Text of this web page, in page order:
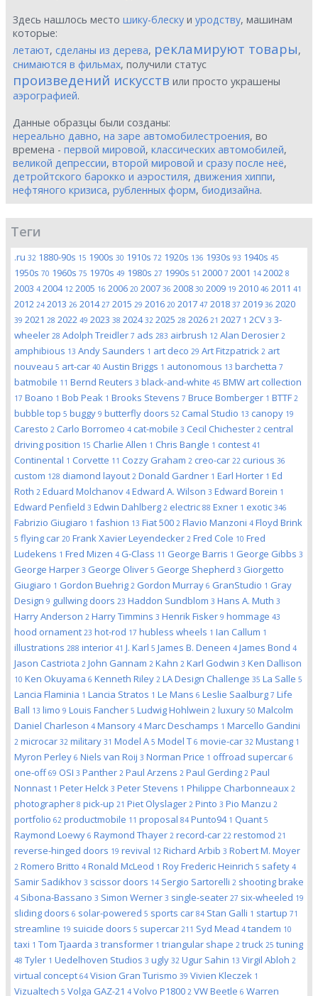
Здесь нашлось место шику-блеску и уродству, машинам
которые:
летают, сделаны из дерева, рекламируют товары,
снимаются в фильмах, получили статус
произведений искусств или просто украшены
аэрографией.
Данные образцы были созданы:
нереально давно, на заре автомобилестроения, во
времена - первой мировой, классических автомобилей,
великой депрессии, второй мировой и сразу после неё,
детройтского барокко и аэростиля, движения хиппи,
нефтяного кризиса, рубленных форм, биодизайна.
Теги
.ru 32 1880-90s 15 1900s 30 1910s 72 1920s 136 1930s 93 1940s 45
1950s 70 1960s 75 1970s 49 1980s 27 1990s 51 2000 7 2001 14 2002 8
2003 4 2004 12 2005 16 2006 20 2007 36 2008 30 2009 19 2010 46 2011 41
2012 24 2013 26 201427 2015 29 2016 20 2017 47 2018 37 2019 36 2020
39 2021 28 2022 49 2023 38 202432 2025 28 2026 21 2027 1 2CV 3 3-
wheeler 28 Adolph Treidler 7 ads 283 airbrush 12 Alan Derosier 2
amphibious 13 Andy Saunders 1 art deco 29 Art Fitzpatrick 2 art
nouveau 5 art-car 40 Austin Briggs 1 autonomous 13 barchetta 7
batmobile 11 Bernd Reuters 3 black-and-white 45 BMW art collection
17 Boano 1 Bob Peak 1 Brooks Stevens 7 Bruce Bomberger 1 BTTF 2
bubble top 5 buggy 9 butterfly doors 52 Camal Studio 13 canopy 19
Caresto 2 Carlo Borromeo 4 cat-mobile 3 Cecil Chichester 2 central
driving position 15 Charlie Allen 1 Chris Bangle 1 contest 41
Continental 1 Corvette 11 Cozzy Graham 2 creo-car 22 curious 36
custom 128 diamond layout 2 Donald Gardner 1 Earl Horter 1 Ed
Roth 2 Eduard Molchanov 4 Edward A. Wilson 3 Edward Borein 1
Edward Penfield 3 Edwin Dahlberg 2 electric 88 Exner 1 exotic 346
Fabrizio Giugiaro 1 fashion 13 Fiat 500 2 Flavio Manzoni 4 Floyd Brink
5 flying car 20 Frank Xavier Leyendecker 2 Fred Cole 10 Fred
Ludekens 1 Fred Mizen 4 G-Class 11 George Barris 1 George Gibbs 3
George Harper 3 George Oliver 5 George Shepherd 3 Giorgetto
Giugiaro 1 Gordon Buehrig 2 Gordon Murray 6 GranStudio 1 Gray
Design 9 gullwing doors 23 Haddon Sundblom 3 Hans A. Muth 3
Harry Anderson 2 Harry Timmins 3 Henrik Fisker 9 hommage 43
hood ornament 23 hot-rod 17 hubless wheels 1 Ian Callum 1
illustrations 288 interior 41 J. Karl 5 James B. Deneen 4 James Bond 4
Jason Castriota 2 John Gannam 2 Kahn 2 Karl Godwin 3 Ken Dallison
10 Ken Okuyama 6 Kenneth Riley 2 LA Design Challenge 35 La Salle 5
Lancia Flaminia 1 Lancia Stratos 1 Le Mans 6 Leslie Saalburg 7 Life
Ball 13 limo 9 Louis Fancher 5 Ludwig Hohlwein 2 luxury 50 Malcolm
Daniel Charleson 4 Mansory 4 Marc Deschamps 1 Marcello Gandini
2 microcar 32 military 31 Model A 5 Model T 6 movie-car 32 Mustang 1
Myron Perley 6 Niels van Roij 3 Norman Price 1 offroad supercar 6
one-off69 OSI 3 Panther 2 Paul Arzens 2 Paul Gerding 2 Paul
Nonnast 1 Peter Helck 3 Peter Stevens 1 Philippe Charbonneaux 2
photographer 8 pick-up 21 Piet Olyslager 2 Pinto 3 Pio Manzu 2
portfolio 62 productmobile 11 proposal 84 Punto94 1 Quant 5
Raymond Loewy 6 Raymond Thayer 2 record-car 22 restomod 21
reverse-hinged doors 19 revival 12 Richard Arbib 3 Robert M. Moyer
2 Romero Britto 4 Ronald McLeod 1 Roy Frederic Heinrich 5 safety 4
Samir Sadikhov 3 scissor doors 14 Sergio Sartorelli 2 shooting brake
4 Sibona-Bassano 3 Simon Werner 3 single-seater 27 six-wheeled 19
sliding doors 6 solar-powered 5 sports car 84 Stan Galli 1 startup 71
streamline 19 suicide doors 5 supercar 211 Syd Mead 4 tandem 10
taxi 1 Tom Tjaarda 3 transformer 1 triangular shape 2 truck 25 tuning
48 Tyler 1 Uedelhoven Studios 3 ugly 32 Ugur Sahin 13 Virgil Abloh 2
virtual concept 64 Vision Gran Turismo 39 Vivien Kleczek 1
Vizualtech 5 Volga GAZ-21 4 Volvo P1800 2 VW Beetle 6 Warren